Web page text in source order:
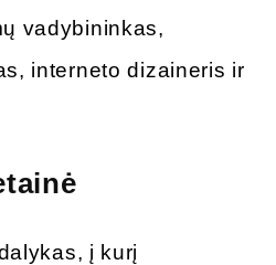
vadybininkas,
interneto dizaineris ir
į kurį